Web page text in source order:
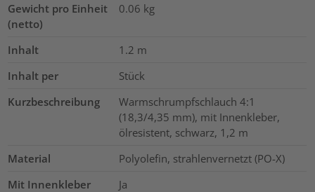
Gewicht pro Einheit
(netto)
0.06 kg
Inhalt 1.2 m
Inhalt per
Stück
Kurzbeschreibung
Warmschrumpfschlauch 4:1
(18,3/4,35 mm), mit Innenkleber,
ölresistent, schwarz, 1,2 m
Material
Polyolefin, strahlenvernetzt (PO-X)
Mit Innenkleber
Ja